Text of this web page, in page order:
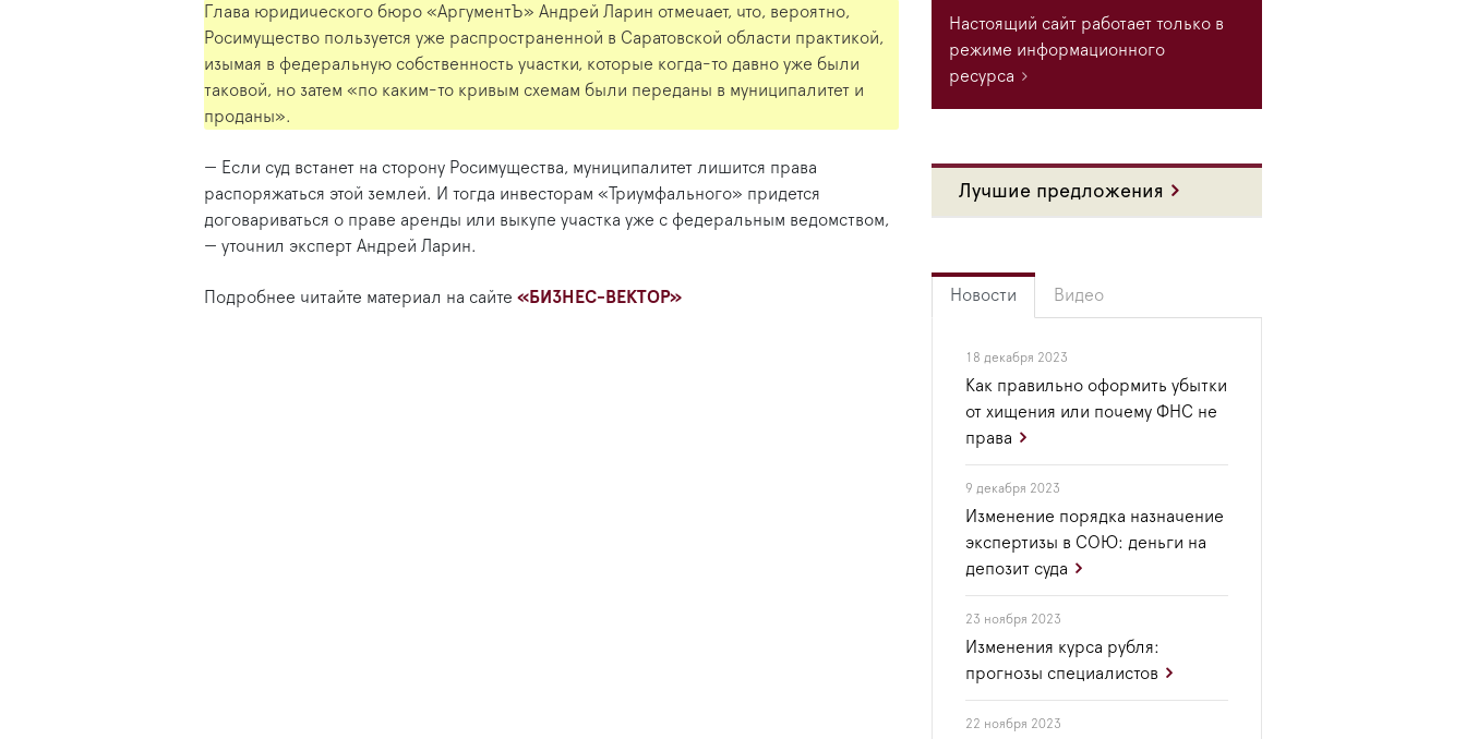
Глава юридического бюро «АргументЪ» Андрей Ларин отмечает, что, вероятно,
Росимущество пользуется уже распространенной в Саратовской области практикой,
изымая в федеральную собственность участки, которые когда-то давно уже были
таковой, но затем «по каким-то кривым схемам были переданы в муниципалитет и
проданы».
— Если суд встанет на сторону Росимущества, муниципалитет лишится права
распоряжаться этой землей. И тогда инвесторам «Триумфального» придется
договариваться о праве аренды или выкупе участка уже с федеральным ведомством,
— уточнил эксперт Андрей Ларин.
Подробнее читайте материал на сайте «БИЗНЕС-ВЕКТОР»
Настоящий сайт работает только в
режиме информационного
ресурса
Лучшие предложения
Новости Видео
18 декабря 2023
Как правильно оформить убытки
от хищения или почему ФНС не
права
9 декабря 2023
Изменение порядка назначение
экспертизы в СОЮ: деньги на
депозит суда
23 ноября 2023
Изменения курса рубля:
прогнозы специалистов
22 ноября 2023